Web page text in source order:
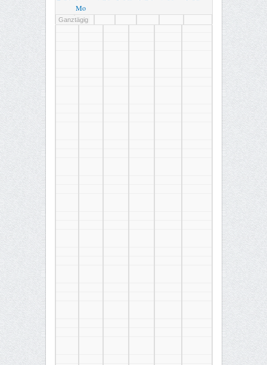
Mo
Ganztägig